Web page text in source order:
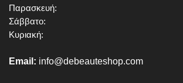
Παρασκευή:
Σάββατο:
Κυριακή:
Email: info@debeauteshop.com